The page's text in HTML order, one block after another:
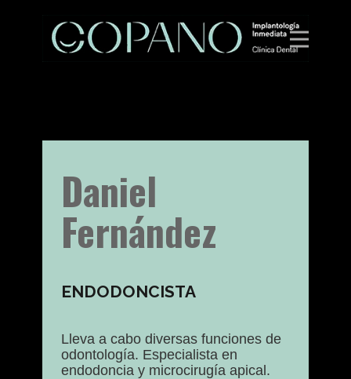
Daniel
Fernández
ENDODONCISTA
Lleva a cabo diversas funciones de
odontología. Especialista en
endodoncia y microcirugía apical.